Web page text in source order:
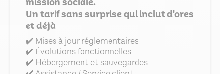
Un tarif sans surprise qui inclut d'ores
et déjà
✔️ Mises à jour réglementaires
✔️ Évolutions fonctionnelles
✔️ Hébergement et sauvegardes